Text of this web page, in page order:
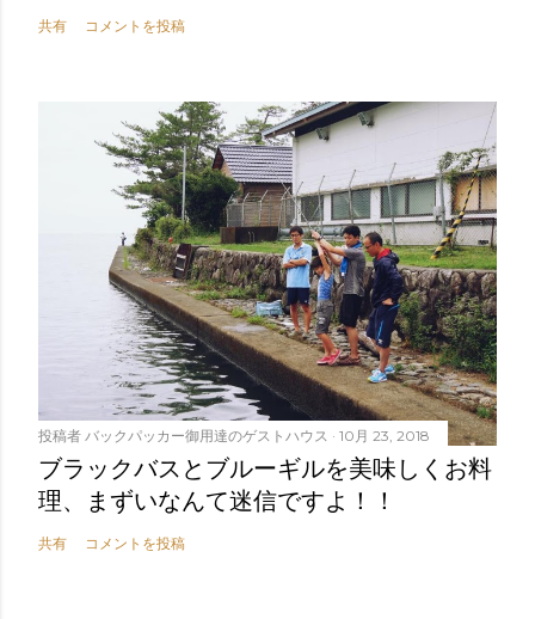
共有 コメントを投稿
投稿者 バックパッカー御用達のゲストハウス 10月 23, 2018
ブラックバスとブルーギルを美味しくお料
理、まずいなんて迷信ですよ！！
共有 コメントを投稿